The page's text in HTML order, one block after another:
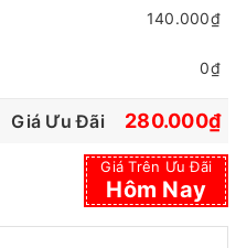
140.000₫
0₫
Giá Ưu Đãi 280.000₫
Giá Trên Ưu Đãi
Hôm Nay